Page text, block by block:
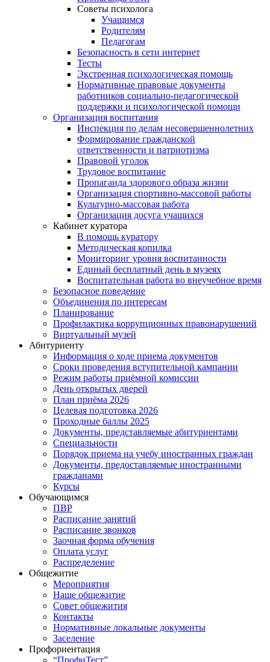
Советы психолога
Учащимся
Родителям
Педагогам
Безопасность в сети интернет
Тесты
Экстренная психологическая помощь
Нормативные правовые документы
работников социально-педагогической
поддержки и психологической помощи
Организация воспитания
Инспекция по делам несовершеннолетних
Формирование гражданской
ответственности и патриотизма
Правовой уголок
Трудовое воспитание
Пропаганда здорового образа жизни
Организация спортивно-массовой работы
Культурно-массовая работа
Организация досуга учащихся
Кабинет куратора
В помощь куратору
Методическая копилка
Мониторинг уровня воспитанности
Единый бесплатный день в музеях
Воспитательная работа во внеучебное время
Безопасное поведение
Объединения по интересам
Планирование
Профилактика коррупционных правонарушений
Виртуальный музей
Абитуриенту
Информация о ходе приема документов
Сроки проведения вступительной кампании
Режим работы приёмной комиссии
День открытых дверей
План приёма 2026
Целевая подготовка 2026
Проходные баллы 2025
Документы, представляемые абитуриентами
Специальности
Порядок приема на учебу иностранных граждан
Документы, предоставляемые иностранными
гражданами
Курсы
Обучающимся
ПВР
Расписание занятий
Расписание звонков
Заочная форма обучения
Оплата услуг
Распределение
Общежитие
Мероприятия
Наше общежитие
Совет общежития
Контакты
Нормативные локальные документы
Заселение
Профориентация
“ПрофиТест”